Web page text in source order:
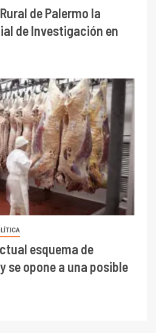
de Palermo la
de Investigación en
esquema de
se opone a una posible